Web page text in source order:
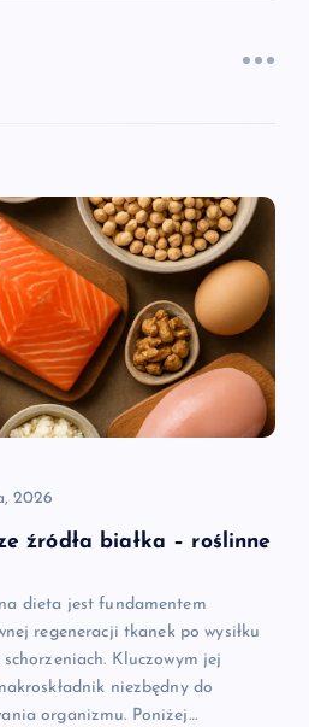
2026
źródła białka – roślinne
dieta jest fundamentem
regeneracji tkanek po wysiłku
Kluczowym jej
niezbędny do
organizmu. Poniżej…